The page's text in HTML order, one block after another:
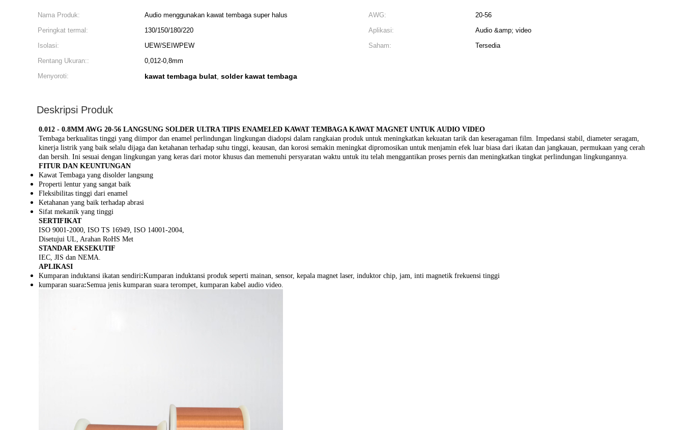
Nama Produk: Audio menggunakan kawat tembaga super halus AWG:
20-56
Peringkat termal:
130/150/180/220 Aplikasi:
Audio &amp; video
Isolasi:
UEW/SEIWPEW Saham:
Tersedia
Rentang Ukuran::
0,012-0,8mm
Menyoroti:
kawat tembaga bulat, solder kawat tembaga
Deskripsi Produk
0.012 - 0.8MM AWG 20-56 LANGSUNG SOLDER ULTRA TIPIS ENAMELED KAWAT TEMBAGA KAWAT MAGNET UNTUK AUDIO VIDEO
Tembaga berkualitas tinggi yang diimpor dan enamel perlindungan lingkungan diadopsi dalam rangkaian produk untuk meningkatkan kekuatan tarik dan keseragaman film. Impedansi stabil, diameter seragam,
kinerja listrik yang baik selalu dijaga dan ketahanan terhadap suhu tinggi, keausan, dan korosi semakin meningkat dipromosikan untuk menjamin efek luar biasa dari ikatan dan jangkauan, permukaan yang cerah
dan bersih. Ini sesuai dengan lingkungan yang keras dari motor khusus dan memenuhi persyaratan waktu untuk itu telah menggantikan proses pernis dan meningkatkan tingkat perlindungan lingkungannya.
FITUR DAN KEUNTUNGAN
Kawat Tembaga yang disolder langsung
Properti lentur yang sangat baik
Fleksibilitas tinggi dari enamel
Ketahanan yang baik terhadap abrasi
Sifat mekanik yang tinggi
SERTIFIKAT
ISO 9001-2000, ISO TS 16949, ISO 14001-2004,
Disetujui UL, Arahan RoHS Met
STANDAR EKSEKUTIF
IEC, JIS dan NEMA.
APLIKASI
Kumparan induktansi ikatan sendiri:Kumparan induktansi produk seperti mainan, sensor, kepala magnet laser, induktor chip, jam, inti magnetik frekuensi tinggi
kumparan suara:Semua jenis kumparan suara terompet, kumparan kabel audio video.